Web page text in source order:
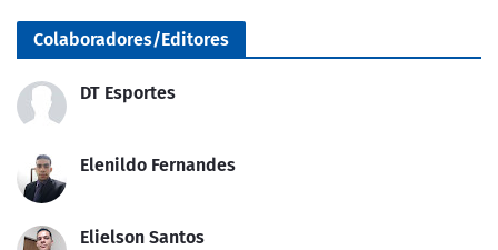
Colaboradores/Editores
DT Esportes
Elenildo Fernandes
Elielson Santos